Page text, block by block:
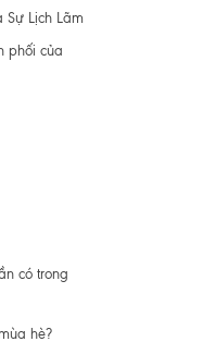
Sự Lịch Lãm
phối của
có trong
hè?